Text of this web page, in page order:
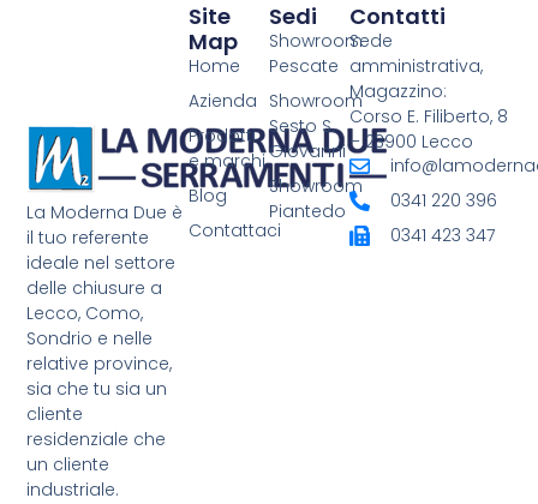
La Moderna Due è
il tuo referente
ideale nel settore
delle chiusure a
Lecco, Como,
Sondrio e nelle
relative province,
sia che tu sia un
cliente
residenziale che
un cliente
industriale.
Sedi
Showroom
Pescate
Showroom
Sesto S.
Giovanni
Showroom
Piantedo
Site
Map
Home
Azienda
Prodotti
e marchi
Blog
Contattaci
Contatti
Sede
amministrativa,
Magazzino:
Corso E. Filiberto, 8
– 23900 Lecco
0341 220 396
0341 423 347